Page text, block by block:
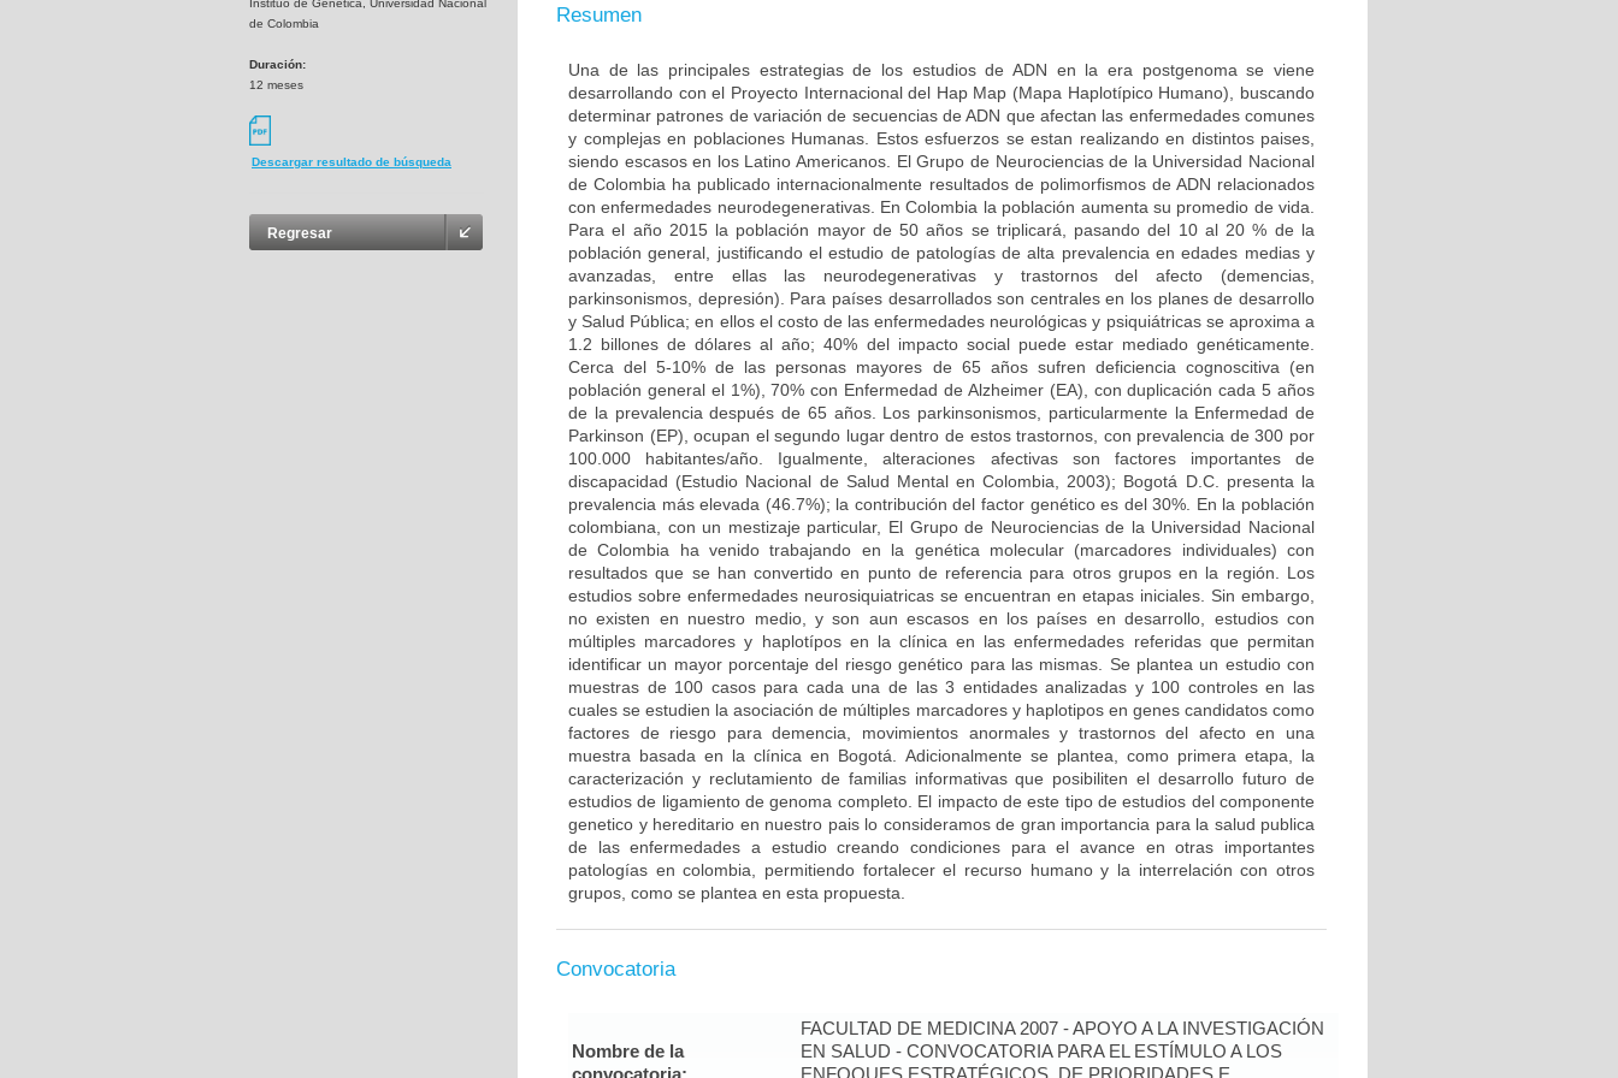
Instituo de Genética, Universidad Nacional
de Colombia
Duración:
12 meses
Descargar resultado de búsqueda
Regresar
Resumen
Una de las principales estrategias de los estudios de ADN en la era postgenoma se viene
desarrollando con el Proyecto Internacional del Hap Map (Mapa Haplotípico Humano), buscando
determinar patrones de variación de secuencias de ADN que afectan las enfermedades comunes
y complejas en poblaciones Humanas. Estos esfuerzos se estan realizando en distintos paises,
siendo escasos en los Latino Americanos. El Grupo de Neurociencias de la Universidad Nacional
de Colombia ha publicado internacionalmente resultados de polimorfismos de ADN relacionados
con enfermedades neurodegenerativas. En Colombia la población aumenta su promedio de vida.
Para el año 2015 la población mayor de 50 años se triplicará, pasando del 10 al 20 % de la
población general, justificando el estudio de patologías de alta prevalencia en edades medias y
avanzadas, entre ellas las neurodegenerativas y trastornos del afecto (demencias,
parkinsonismos, depresión). Para países desarrollados son centrales en los planes de desarrollo
y Salud Pública; en ellos el costo de las enfermedades neurológicas y psiquiátricas se aproxima a
1.2 billones de dólares al año; 40% del impacto social puede estar mediado genéticamente.
Cerca del 5-10% de las personas mayores de 65 años sufren deficiencia cognoscitiva (en
población general el 1%), 70% con Enfermedad de Alzheimer (EA), con duplicación cada 5 años
de la prevalencia después de 65 años. Los parkinsonismos, particularmente la Enfermedad de
Parkinson (EP), ocupan el segundo lugar dentro de estos trastornos, con prevalencia de 300 por
100.000 habitantes/año. Igualmente, alteraciones afectivas son factores importantes de
discapacidad (Estudio Nacional de Salud Mental en Colombia, 2003); Bogotá D.C. presenta la
prevalencia más elevada (46.7%); la contribución del factor genético es del 30%. En la población
colombiana, con un mestizaje particular, El Grupo de Neurociencias de la Universidad Nacional
de Colombia ha venido trabajando en la genética molecular (marcadores individuales) con
resultados que se han convertido en punto de referencia para otros grupos en la región. Los
estudios sobre enfermedades neurosiquiatricas se encuentran en etapas iniciales. Sin embargo,
no existen en nuestro medio, y son aun escasos en los países en desarrollo, estudios con
múltiples marcadores y haplotípos en la clínica en las enfermedades referidas que permitan
identificar un mayor porcentaje del riesgo genético para las mismas. Se plantea un estudio con
muestras de 100 casos para cada una de las 3 entidades analizadas y 100 controles en las
cuales se estudien la asociación de múltiples marcadores y haplotipos en genes candidatos como
factores de riesgo para demencia, movimientos anormales y trastornos del afecto en una
muestra basada en la clínica en Bogotá. Adicionalmente se plantea, como primera etapa, la
caracterización y reclutamiento de familias informativas que posibiliten el desarrollo futuro de
estudios de ligamiento de genoma completo. El impacto de este tipo de estudios del componente
genetico y hereditario en nuestro pais lo consideramos de gran importancia para la salud publica
de las enfermedades a estudio creando condiciones para el avance en otras importantes
patologías en colombia, permitiendo fortalecer el recurso humano y la interrelación con otros
grupos, como se plantea en esta propuesta.
Convocatoria
Nombre de la
convocatoria:
FACULTAD DE MEDICINA 2007 - APOYO A LA INVESTIGACIÓN
EN SALUD - CONVOCATORIA PARA EL ESTÍMULO A LOS
ENFOQUES ESTRATÉGICOS, DE PRIORIDADES E